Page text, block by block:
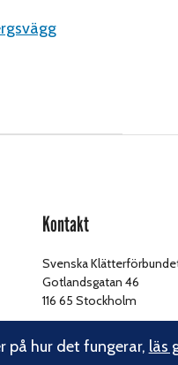
Kontakt
Svenska
Gotlandsgatan 46
116 65 Stockholm
E-post:
Övriga
på hur det fungerar, läs